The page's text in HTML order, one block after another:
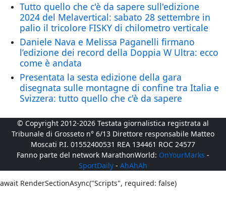
Tutto quello che c'è da sapere sull'edizione
2024 del Melavertical: sabato 28 settembre in
palio il tricolore FISKY di chilometro verticale
Daniele Nava e Melissa Paganelli firmano
l’edizione dei record della Doppia W Ultra: ecco
come è andata
Presentata la sesta edizione della gara
disegnata sulle montagne di confine tra Italia e
Svizzera: tutto quello che c'è da sapere
© Copyright 2012-2026 Testata giornalistica registrata al
Tribunale di Grosseto n° 6/13 Direttore responsabile Matteo
Moscati P.I. 01552400531 REA 134461 ROC 24577
Fanno parte del network MarathonWorld: OnYourMarks -
SportDaily - AhAhAh
await RenderSectionAsync("Scripts", required: false)